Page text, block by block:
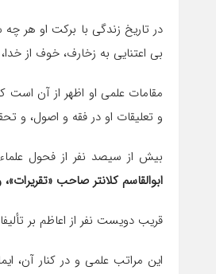
در تاریخ زندگی با برکت او هر
بی اعتنایی به زخارف، خوف از
مقامات علمی او اظهر از آن است
و تعلیقات او در فقه و اصول، و
بیش از سیصد نفر از فحول علماء
ابوالقاسم کلانتر صاحب
قریب دویست نفر از اعاظم بر
این مراتب علمی و در کنار آن،